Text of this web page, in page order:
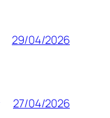
29/04/2026
27/04/2026